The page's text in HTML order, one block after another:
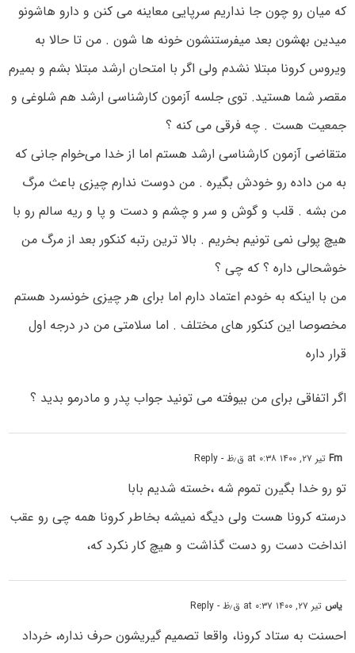
که میان رو چون جا نداریم سرپایی معاینه می کنن و دارو هاشونو
میدین بهشون بعد میفرستنشون خونه ها شون . من تا حالا به
ویروس کرونا مبتلا نشدم ولی اگر با امتحان ارشد مبتلا بشم و بمیرم
مقصر شما هستید. توی جلسه آزمون کارشناسی ارشد هم شلوغی و
جمعیت هست . چه فرقی می کنه ؟
متقاضی آزمون کارشناسی ارشد هستم اما از خدا می‌خوام جانی که
به من داده رو خودش بگیره . من دوست ندارم چیزی باعث مرگ
من بشه . قلب و گوش و سر و چشم و دست و پا و ریه سالم رو با
هیچ پولی نمی تونیم بخریم . بالا ترین رتبه کنکور بعد از مرگ من
خوشحالی داره ؟ که چی ؟
من با اینکه به خودم اعتماد دارم اما برای هر چیزی خونسرد هستم
مخصوصا این کنکور های مختلف . اما سلامتی من در درجه اول
قرار داره
اگر اتفاقی برای من بیوفته می تونید جواب پدر و مادرمو بدید ؟
Fmتیر ۲۷, ۱۴۰۰ at ۰:۳۸ ق٫ظ - Reply
تو رو خدا بگیرن تموم شه ،خسته شدیم بابا
درسته کرونا هست ولی دیگه نمیشه بخاطر کرونا همه چی رو عقب
انداخت دست رو دست گذاشت و هیچ کار نکرد که،
یاس تیر ۲۷, ۱۴۰۰ at ۰:۳۷ ق٫ظ - Reply
احسنت به ستاد کرونا، واقعا تصمیم گیریشون حرف نداره، خرداد